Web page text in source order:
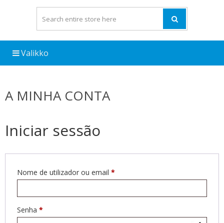
Valikko
A MINHA CONTA
Iniciar sessão
Nome de utilizador ou email *
Senha *